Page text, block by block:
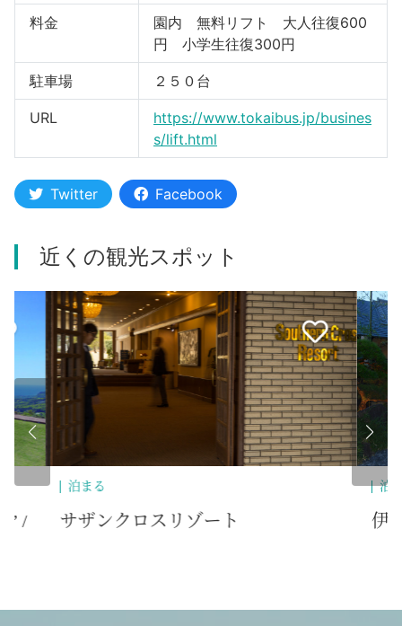
料金
園内 無料リフト 大人往復600
円 小学生往復300円
駐車場 ２５０台
URL
https://www.tokaibus.jp/busines
s/lift.html
Twitter Facebook
近くの観光スポット
泊まる
伊東遊季亭 川奈別邸
自
川